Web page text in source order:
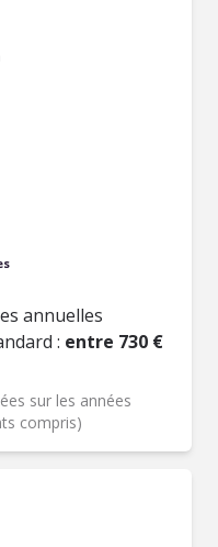
annuelles
: entre 730 €
sur les années
compris)